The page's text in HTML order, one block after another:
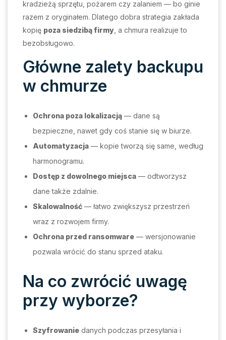
kradzieżą sprzętu, pożarem czy zalaniem — bo ginie
razem z oryginałem. Dlatego dobra strategia zakłada
kopię poza siedzibą firmy , a chmura realizuje to
bezobsługowo.
Główne zalety backupu
w chmurze
Ochrona poza lokalizacją — dane są
bezpieczne, nawet gdy coś stanie się w biurze.
Automatyzacja — kopie tworzą się same, według
harmonogramu.
Dostęp z dowolnego miejsca — odtworzysz
dane także zdalnie.
Skalowalność — łatwo zwiększysz przestrzeń
wraz z rozwojem firmy.
Ochrona przed ransomware — wersjonowanie
pozwala wrócić do stanu sprzed ataku.
Na co zwrócić uwagę
przy wyborze?
Szyfrowanie danych podczas przesyłania i